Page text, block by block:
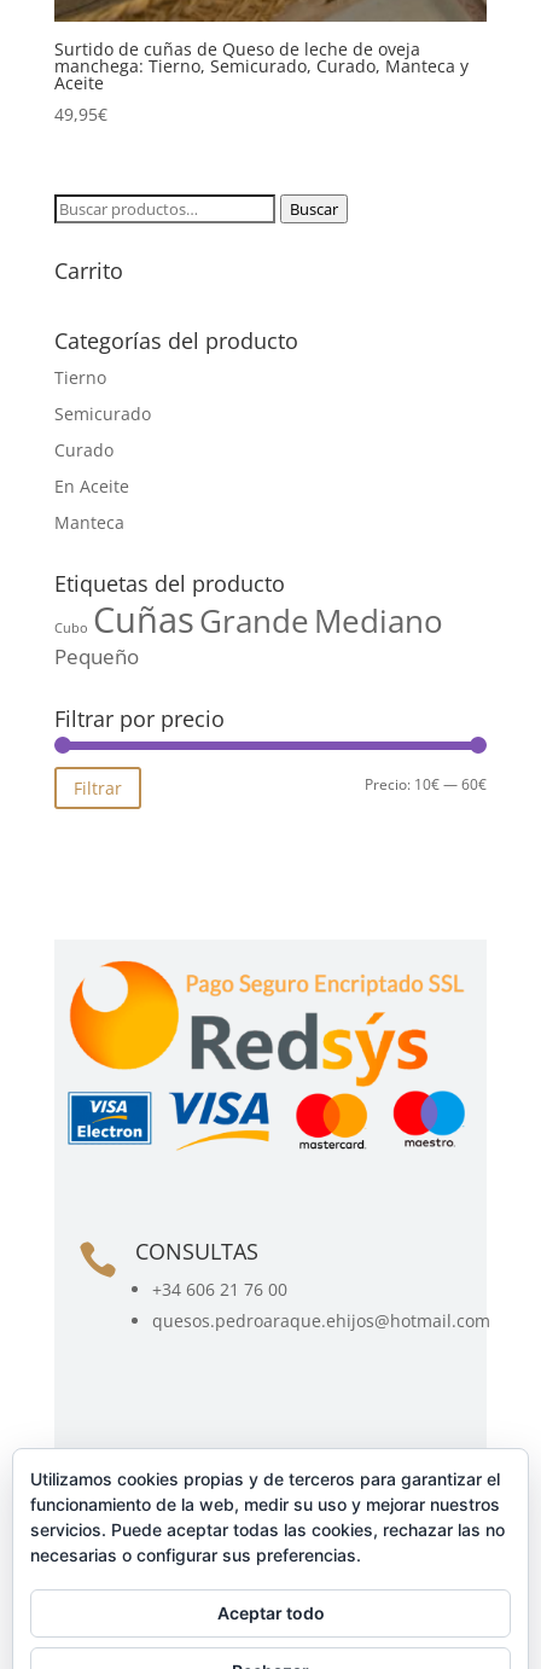
Surtido de cuñas de Queso de leche de oveja
manchega: Tierno, Semicurado, Curado, Manteca y
Aceite
49,95€
Buscar
Buscar
Carrito
Categorías del producto
Tierno
Semicurado
Curado
En Aceite
Manteca
Etiquetas del producto
Cubo CuñasGrandeMediano
Pequeño
Filtrar por precio
Precio
Precio
Filtrar Precio: 10€—60€
 CONSULTAS
+34 606 21 76 00
quesos.pedroaraque.ehijos@hotmail.com

Gastos de envío gratuitos a partir de
20 euros
Envíos a toda la península
Para envíos fuera de la península
consultar en los teléfonos de
contactos.
Utilizamos cookies propias y de terceros para garantizar el
funcionamiento de la web, medir su uso y mejorar nuestros
servicios. Puede aceptar todas las cookies, rechazar las no
necesarias o configurar sus preferencias.
Aceptar todo